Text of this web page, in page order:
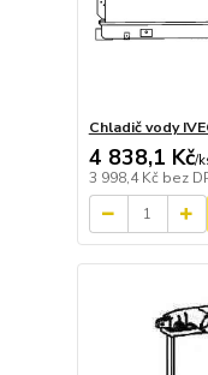
Chladič vody
4 838,1 Kč/
3 998,4 Kč bez